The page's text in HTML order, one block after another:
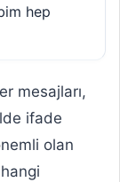
hep
mesajları,
ifade
olan